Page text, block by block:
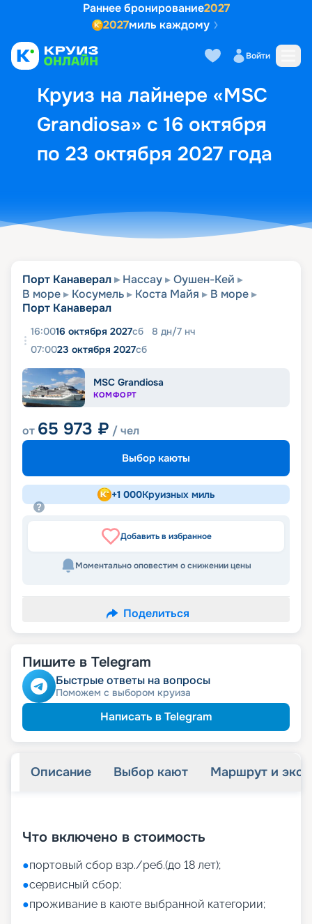
Раннее бронирование2027
2027миль каждому
Войти
Круиз на лайнере «MSC
Grandiosa» с 16 октября
по 23 октября 2027 года
Выбор кают Маршрут и
Порт Канаверал Нассау
Оушен-Кей
В море
Косумель Коста Майя
В море
Порт Канаверал
16:0016 октября 2027сб 8 дн/7 нч
07:0023 октября 2027сб
MSC Grandiosa
КОМФОРТ
от 65 973 ₽ / чел
Выбор каюты
+1 000Круизных миль
Добавить в избранное
Моментально оповестим о снижении цены
Поделиться
Пишите в Telegram
Быстрые ответы на вопросы
Поможем с выбором круиза
Написать в Telegram
Описание Выбор кают Маршрут и
Что включено в стоимость
●портовый сбор взр./реб.(до 18 лет);
●сервисный сбор;
●проживание в каюте выбранной категории;